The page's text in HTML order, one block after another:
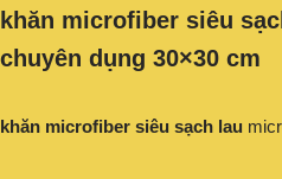
khăn microfiber siêu
chuyên dụng 30×30 cm
khăn microfiber siêu sạch lau